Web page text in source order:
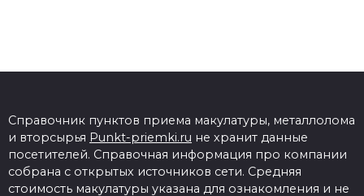
Справочник пунктов приема макулатуры, металлолома
и вторсырья Punkt-priemki.ru не хранит данные
посетителей. Справочная информация про компании
собрана с открытых источников сети. Средняя
стоимость макулатуры указана для ознакомления и не